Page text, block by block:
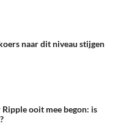
naar dit niveau stijgen
ooit mee begon: is